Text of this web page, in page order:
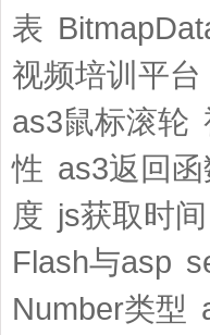
表
视频培训平台
as3鼠标滚轮
性 as3返回函
度 js获取时间
Flash与asp
Number类型